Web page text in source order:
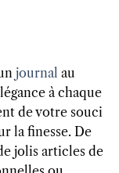
journal au
à chaque
de votre souci
la finesse. De
jolis articles de